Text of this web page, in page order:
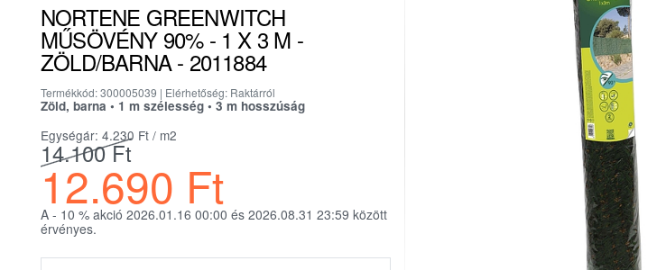
NORTENE GREENWITCH
MŰSÖVÉNY 90% - 1 X 3 M -
ZÖLD/BARNA - 2011884
Termékkód: 300005039 | Elérhetőség: Raktárról
Zöld, barna • 1 m szélesség • 3 m hosszúság
Egységár: 4.230 Ft / m2
14.100Ft
12.690 Ft
A - 10 % akció 2026.01.16 00:00 és 2026.08.31 23:59 között
érvényes.